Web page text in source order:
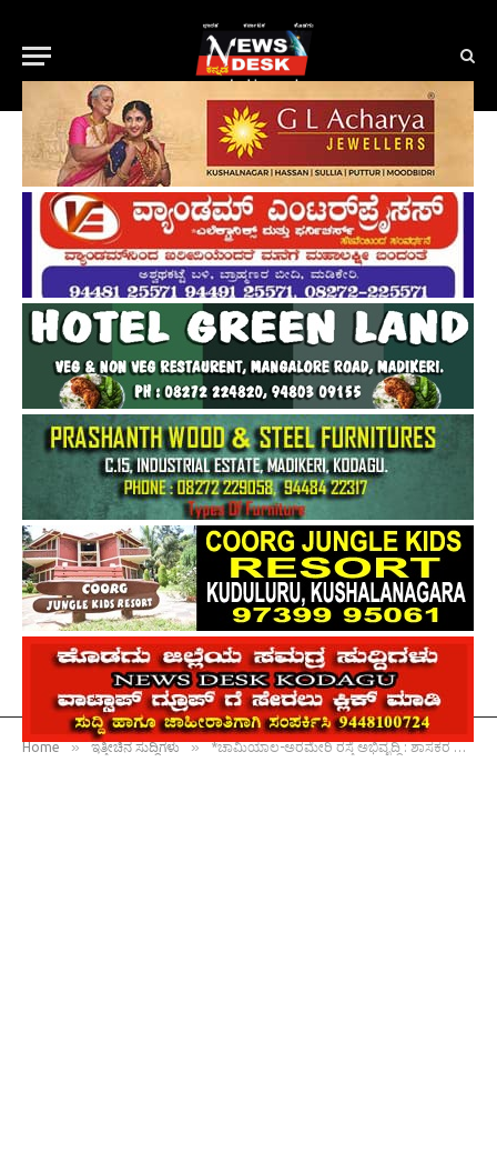
Home » ಇತ್ತೀಚಿನ ಸುದ್ದಿಗಳು » *ಚಾಮಿಯಾಲ-ಅರಮೇರಿ ರಸ್ತೆ ಅಭಿವೃದ್ಧಿ : ಶಾಸಕರ ಕಾರ್ಯಕ್ಕೆ ಶ್ಲಾಘನೆ*